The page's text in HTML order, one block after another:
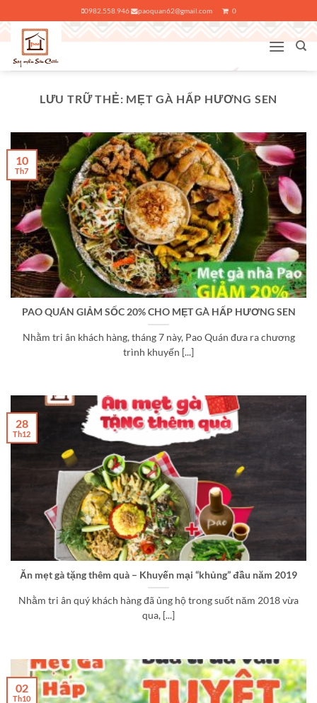
qua
nội
dung
0982.558.946 paoquan62@gmail.com 0
LƯU TRỮ THẺ: MẸT GÀ HẤP HƯƠNG SEN
PAO QUÁN GIẢM SỐC 20% CHO MẸT GÀ HẤP HƯƠNG SEN
Nhằm tri ân khách hàng, tháng 7 này, Pao Quán đưa ra chương
trình khuyến [...]
10
Th7
Ăn mẹt gà tặng thêm quà – Khuyến mại “khủng” đầu năm 2019
Nhằm tri ân quý khách hàng đã ủng hộ trong suốt năm 2018 vừa
qua, [...]
28
Th12
02
Th10